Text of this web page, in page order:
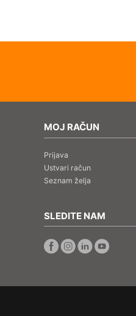
MOJ RAČUN
Prijava
Ustvari račun
Seznam želja
SLEDITE NAM